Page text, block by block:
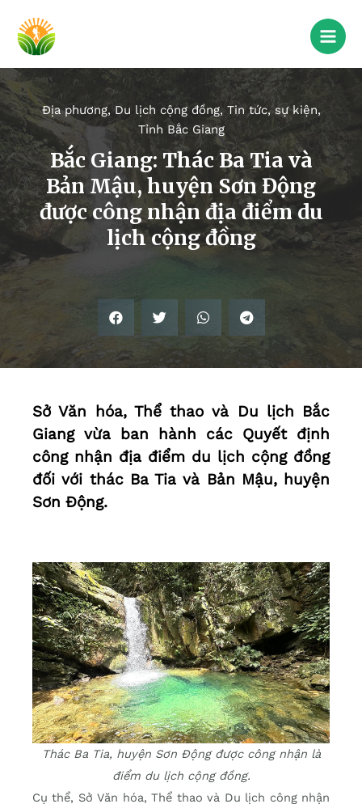
Địa phương,Du lịch cộng đồng, Tin tức, sự kiện,
Tỉnh Bắc Giang
Bắc Giang: Thác Ba Tia và
Bản Mậu, huyện Sơn Động
được công nhận địa điểm du
lịch cộng đồng
Sở Văn hóa, Thể thao và Du lịch Bắc
Giang vừa ban hành các Quyết định
công nhận địa điểm du lịch cộng đồng
đối với thác Ba Tia và Bản Mậu, huyện
Sơn Động.
Thác Ba Tia, huyện Sơn Động được công nhận là
điểm du lịch cộng đồng.
Cụ thể, Sở Văn hóa, Thể thao và Du lịch công nhận